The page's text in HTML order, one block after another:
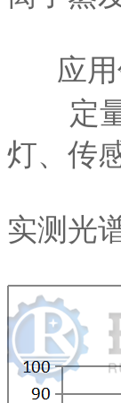
应用
定
灯、传
实测光